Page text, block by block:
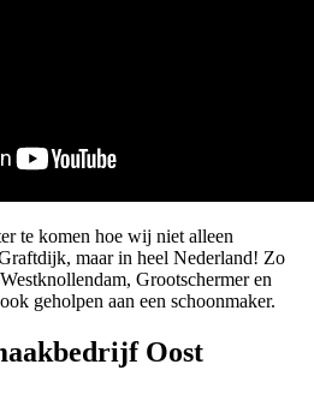
te komen hoe wij niet alleen
maar in heel Nederland! Zo
Grootschermer en
geholpen aan een schoonmaker.
Oost